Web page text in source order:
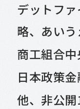
デットフ
略、あいう
商工組合
日本政策
他、非公